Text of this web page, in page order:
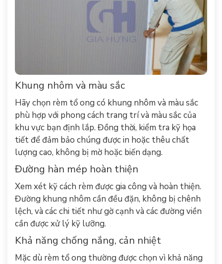
Khung nhôm và màu sắc
Hãy chọn rèm tổ ong có khung nhôm và màu sắc
phù hợp với phong cách trang trí và màu sắc của
khu vực bạn định lắp. Đồng thời, kiểm tra kỹ họa
tiết để đảm bảo chúng được in hoặc thêu chất
lượng cao, không bị mờ hoặc biến dạng.
Đường hàn mép hoàn thiện
Xem xét kỹ cách rèm được gia công và hoàn thiện.
Đường khung nhôm cần đều đặn, không bị chênh
lệch, và các chi tiết như gờ cạnh và các đường viền
cần được xử lý kỹ lưỡng.
Khả năng chống nắng, cản nhiệt
Mặc dù rèm tổ ong thường được chọn vì khả năng